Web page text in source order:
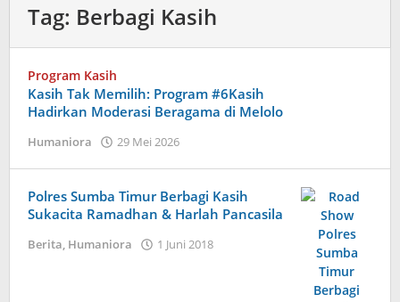
Tag: Berbagi Kasih
Program Kasih
Kasih Tak Memilih: Program #6Kasih
Hadirkan Moderasi Beragama di Melolo
Humaniora 29 Mei 2026
Polres Sumba Timur Berbagi Kasih
Sukacita Ramadhan & Harlah Pancasila
Berita, Humaniora 1 Juni 2018